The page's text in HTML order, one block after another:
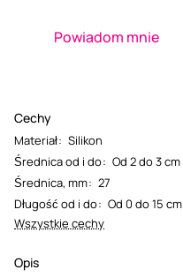
Powiadom mnie
Cechy
Materiał: Silikon
Średnica od i do: Od 2 do 3 cm
Średnica, mm: 27
Długość od i do: Od 0 do 15 cm
Wszystkie cechy
Opis